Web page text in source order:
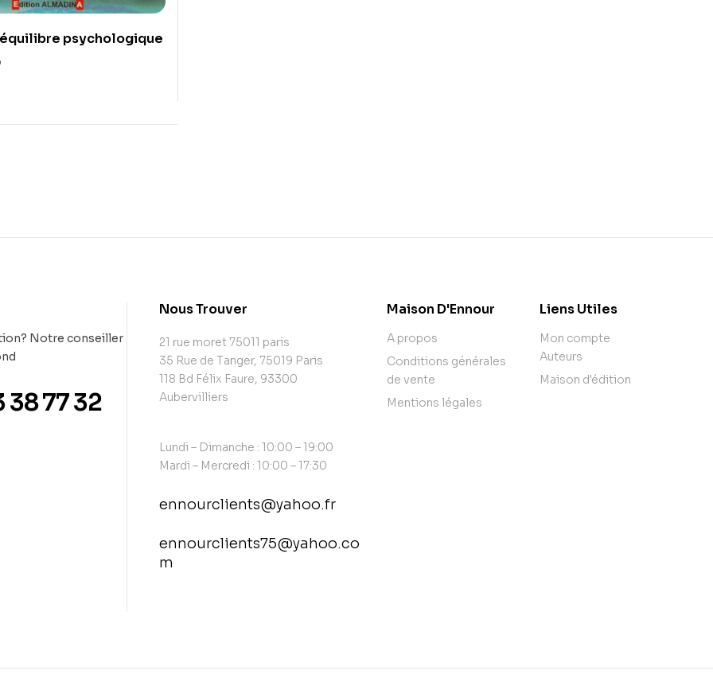
psychologique
Notre conseiller
38 77 32
Nous Trouver
21 rue moret 75011 paris
35 Rue de Tanger, 75019 Paris
118 Bd Félix Faure, 93300
Aubervilliers
Lundi – Dimanche : 10:00 – 19:00
Mardi – Mercredi : 10:00 – 17:30
ennourclients@yahoo.fr
ennourclients75@yahoo.co
m
Maison D'Ennour
A propos
Conditions générales
de vente
Mentions légales
Liens Utiles
Mon compte
Auteurs
Maison d'édition